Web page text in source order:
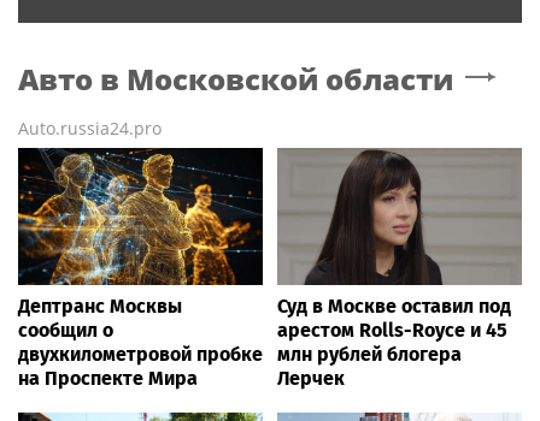
Авто в Московской области
Auto.russia24.pro
Дептранс Москвы
сообщил о
двухкилометровой пробке
на Проспекте Мира
Суд в Москве оставил под
арестом Rolls-Royce и 45
млн рублей блогера
Лерчек